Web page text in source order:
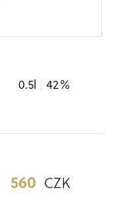
0.5l 42%
560 CZK